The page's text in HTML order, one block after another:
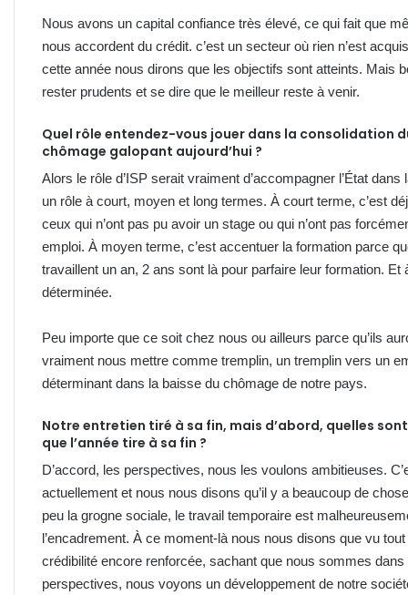
Nous avons un capital confiance très élevé, ce qui fait que
nous accordent du crédit. c’est un secteur où rien n’est
cette année nous dirons que les objectifs sont atteints. Mais
rester prudents et se dire que le meilleur reste à venir.
Quel rôle entendez-vous jouer dans la consolidation
chômage galopant aujourd’hui ?
Alors le rôle d’ISP serait vraiment d’accompagner l’État
un rôle à court, moyen et long termes. À court terme, c’est
ceux qui n’ont pas pu avoir un stage ou qui n’ont pas
emploi. À moyen terme, c’est accentuer la formation parce
travaillent un an, 2 ans sont là pour parfaire leur formation.
déterminée.
Peu importe que ce soit chez nous ou ailleurs parce qu’ils
vraiment nous mettre comme tremplin, un tremplin vers un
déterminant dans la baisse du chômage de notre pays.
Notre entretien tiré à sa fin, mais d’abord, quelles
que l’année tire à sa fin ?
D’accord, les perspectives, nous les voulons ambitieuses.
actuellement et nous nous disons qu’il y a beaucoup de
peu la grogne sociale, le travail temporaire est
l’encadrement. À ce moment-là nous nous disons que vu
crédibilité encore renforcée, sachant que nous sommes
perspectives, nous voyons un développement de notre